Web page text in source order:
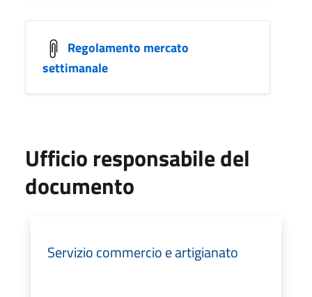
Regolamento mercato
settimanale
Ufficio responsabile del
documento
Servizio commercio e artigianato